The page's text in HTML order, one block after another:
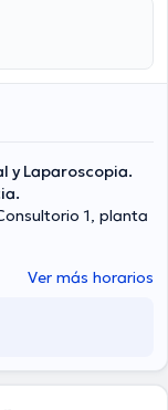
Consulta privada,
con cualquier
Patricio Alberto
médicos ofrecidos
y Laparoscopia.
1, planta
Ver más horarios